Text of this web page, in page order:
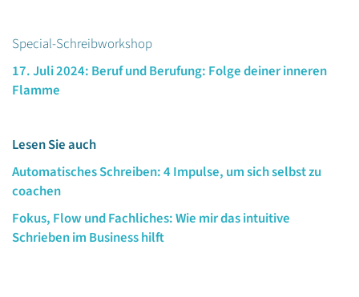
Special-Schreibworkshop
17. Juli 2024: Beruf und Berufung: Folge deiner inneren
Flamme
Lesen Sie auch
Automatisches Schreiben: 4 Impulse, um sich selbst zu
coachen
Fokus, Flow und Fachliches: Wie mir das intuitive
Schrieben im Business hilft